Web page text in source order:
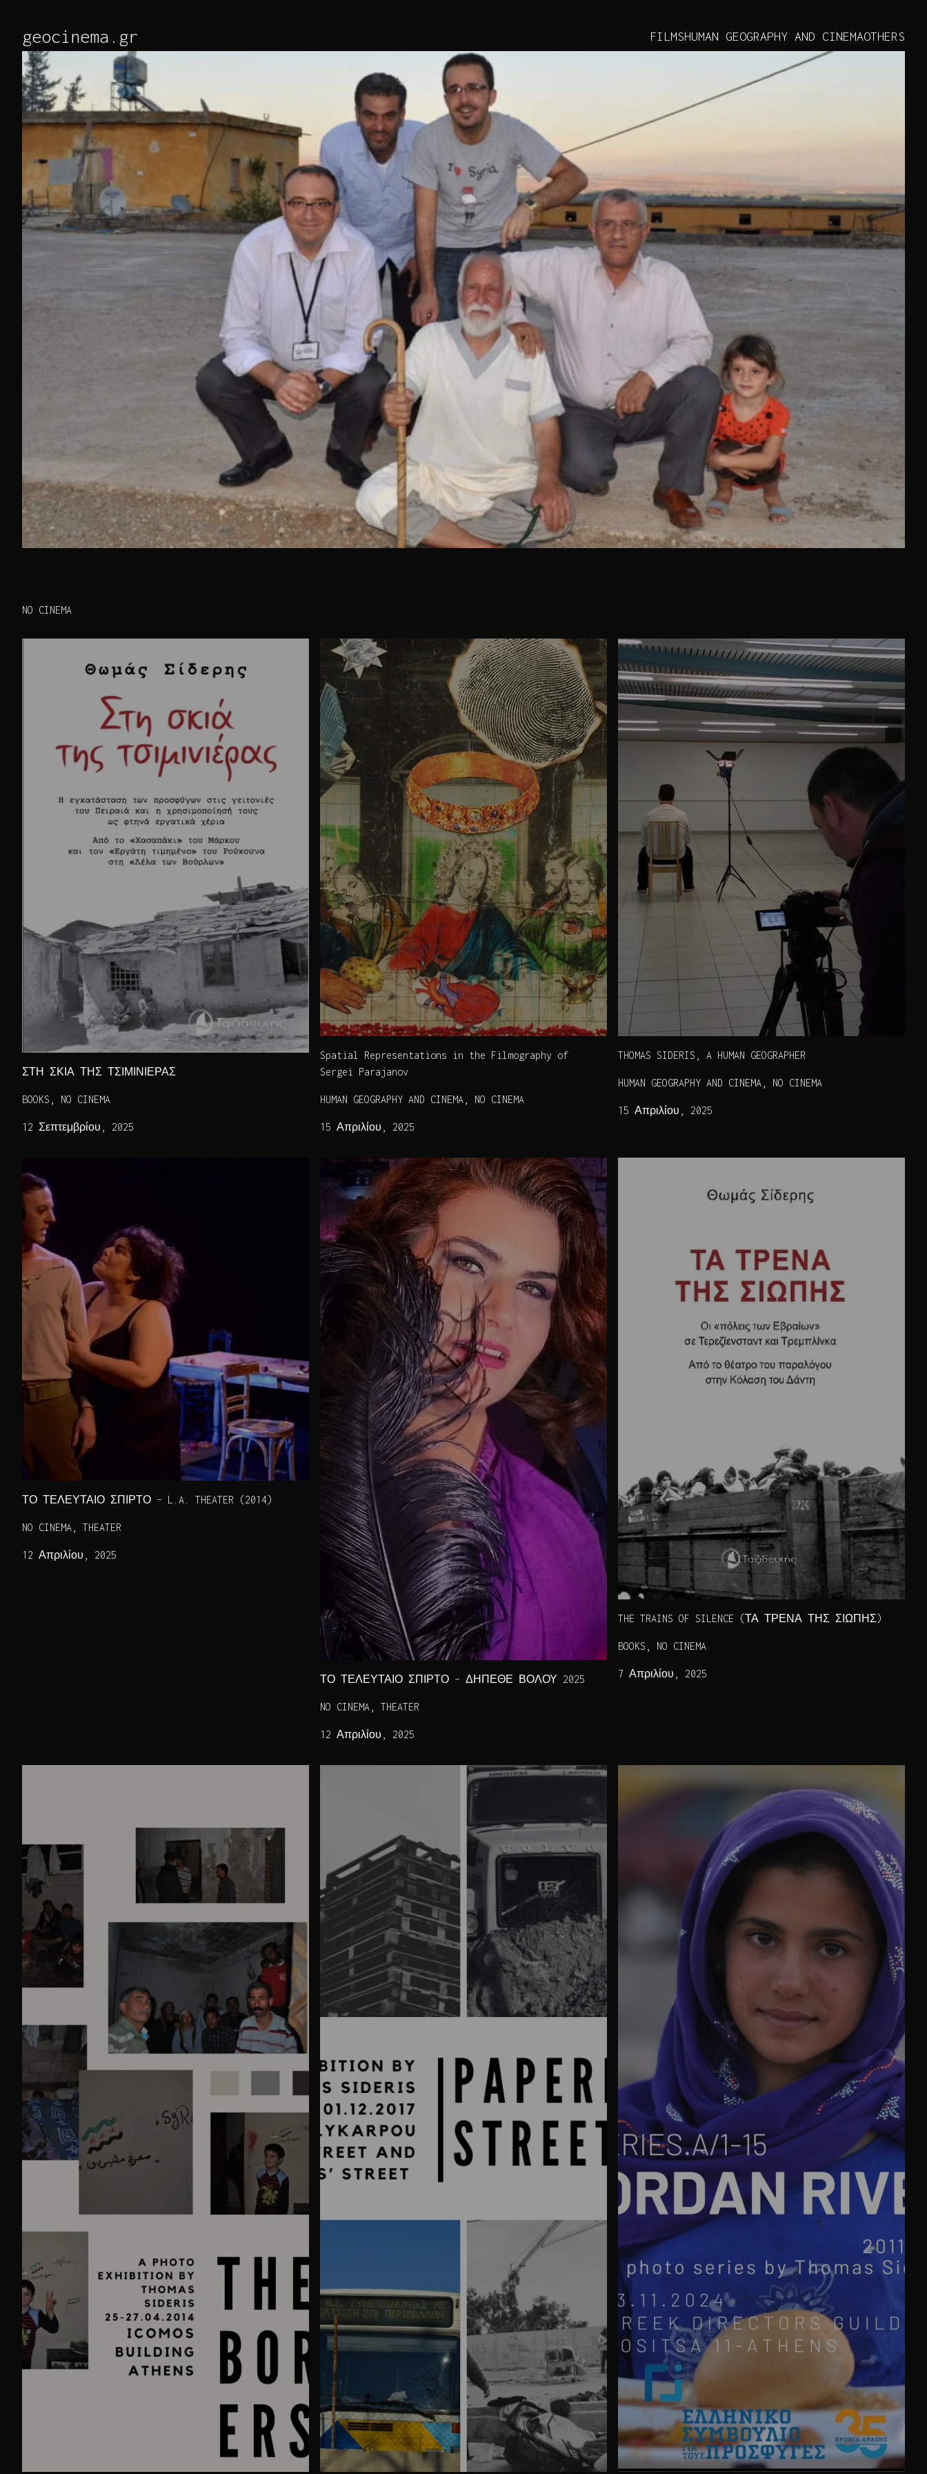
Contentgeocinema.gr FILMSHUMAN GEOGRAPHY AND CINEMAOTHERS
NO CINEMA
ΣΤΗ ΣΚΙΑ ΤΗΣ ΤΣΙΜΙΝΙΕΡΑΣ
BOOKS, NO CINEMA
12 Σεπτεμβρίου, 2025
Spatial Representations in the Filmography of
Sergei Parajanov
HUMAN GEOGRAPHY AND CINEMA, NO CINEMA
15 Απριλίου, 2025
THOMAS SIDERIS, A HUMAN GEOGRAPHER
HUMAN GEOGRAPHY AND CINEMA, NO CINEMA
15 Απριλίου, 2025
ΤΟ ΤΕΛΕΥΤΑΙΟ ΣΠΙΡΤΟ – L.A. THEATER (2014)
NO CINEMA, THEATER
12 Απριλίου, 2025
ΤΟ ΤΕΛΕΥΤΑΙΟ ΣΠΙΡΤΟ – ΔΗΠΕΘΕ ΒΟΛΟΥ 2025
NO CINEMA, THEATER
12 Απριλίου, 2025
THE TRAINS OF SILENCE (ΤΑ ΤΡΕΝΑ ΤΗΣ ΣΙΩΠΗΣ)
BOOKS, NO CINEMA
7 Απριλίου, 2025